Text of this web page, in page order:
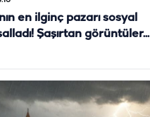
en ilginç pazarı sosyal
Şaşırtan görüntüler...